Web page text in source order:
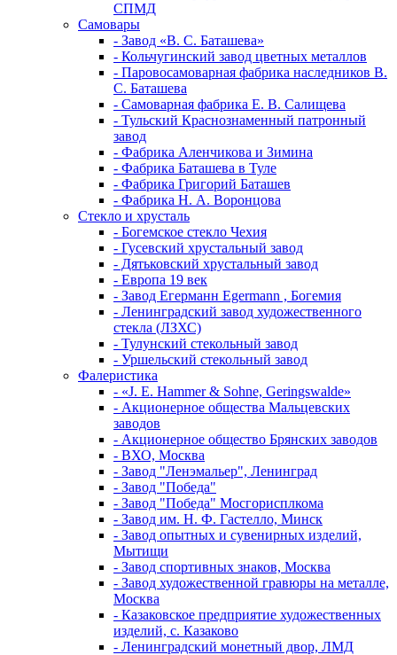
СПМД
Самовары
- Завод «В. С. Баташева»
- Кольчугинский завод цветных металлов
- Паровосамоварная фабрика наследников В.
С. Баташева
- Самоварная фабрика Е. В. Салищева
- Тульский Краснознаменный патронный
завод
- Фабрика Аленчикова и Зимина
- Фабрика Баташева в Туле
- Фабрика Григорий Баташев
- Фабрика Н. А. Воронцова
Стекло и хрусталь
- Богемское стекло Чехия
- Гусевский хрустальный завод
- Дятьковский хрустальный завод
- Европа 19 век
- Завод Егерманн Egermann , Богемия
- Ленинградский завод художественного
стекла (ЛЗХС)
- Тулунский стекольный завод
- Уршельский стекольный завод
Фалеристика
- «J. E. Hammer & Sohne, Geringswalde»
- Акционерное общества Мальцевских
заводов
- Акционерное общество Брянских заводов
- ВХО, Москва
- Завод "Ленэмальер", Ленинград
- Завод "Победа"
- Завод "Победа" Мосгорисплкома
- Завод им. Н. Ф. Гастелло, Минск
- Завод опытных и сувенирных изделий,
Мытищи
- Завод спортивных знаков, Москва
- Завод художественной гравюры на металле,
Москва
- Казаковское предприятие художественных
изделий, с. Казаково
- Ленинградский монетный двор, ЛМД